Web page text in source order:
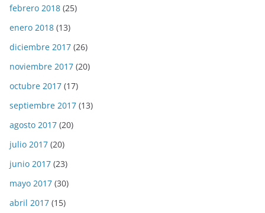
febrero 2018 (25)
enero 2018 (13)
diciembre 2017 (26)
noviembre 2017 (20)
octubre 2017 (17)
septiembre 2017 (13)
agosto 2017 (20)
julio 2017 (20)
junio 2017 (23)
mayo 2017 (30)
abril 2017 (15)